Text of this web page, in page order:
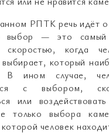
РПТК речь идёт
выбор — это самый
скоростью, когда
который
В ином случае,
с выбором,
или
только выбора
человек